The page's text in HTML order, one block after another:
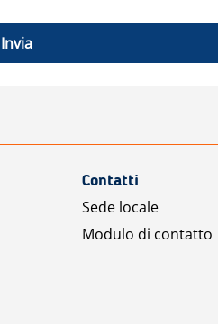
Invia
Contatti
Sede locale
Modulo di contatto